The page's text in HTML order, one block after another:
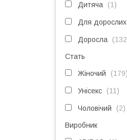
Дитяча 1
Для дорослих
Доросла 132
Стать
Жіночий 179
Унісекс 11
Чоловічий 2
Виробник